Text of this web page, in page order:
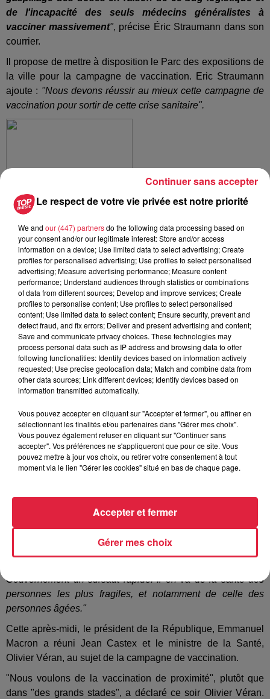
de l'incapacité des seuls médecins généralistes à
vacciner massivement", précise Éric Straumann dans son
courrier.
Il propose de mettre à disposition le Parc des expositions de
la ville pour la campagne de vaccination. Eric Straumann
ajoute : "Nous devons réussir au mieux cette campagne de
vaccination pour sortir de cette crise sanitaire".
Yves Hemedinger réagit suite à sa visite du centre de
vaccination de Fribourg
Le député de la 1ère circonscription du Haut-Rhin, Yves
Hemedinger, pointe du doigt la lenteur de la campagne de
vaccination de la France suite à sa visite dans le centre de
ce matin dans le centre de vaccination de Fribourg. Ce
que j'ai vu me conforte hélas dans l'idée que nous
sommes en France face à un scandale d'Etat. Après
l'échec sur le masque, voilà l'échec sur la vaccination.
Cela démontre une fois encore l'incurie de notre
bureaucratie. Notre organisation de santé reposant sur les
Gouvernement un sursaut rapide. Il en va de la santé des
personnes les plus fragiles, et notamment de celle des
personnes âgées."
Cette après-midi, le président de la République, Emmanuel
Macron a réuni Jean Castex et le ministre de la Santé,
Olivier Véran, au sujet de la campagne de vaccination.
"Nous voulons de la vaccination de proximité", plutôt que
dans "des grands stades", a déclaré ce soir Olivier Véran.
Le respect de votre vie privée est notre priorité
We and our (447) partnersdo the following data processing based on
your consent and/or our legitimate interest: Store and/or access
information on a device; Use limited data to select advertising; Create
profiles for personalised advertising; Use profiles to select personalised
advertising; Measure advertising performance; Measure content
performance; Understand audiences through statistics or combinations
of data from different sources; Develop and improve services; Create
profiles to personalise content; Use profiles to select personalised
content; Use limited data to select content; Ensure security, prevent and
detect fraud, and fix errors; Deliver and present advertising and content;
Save and communicate privacy choices. These technologies may
process personal data such as IP address and browsing data to offer
following functionalities: Identify devices based on information actively
requested; Use precise geolocation data; Match and combine data from
other data sources; Link different devices; Identify devices based on
information transmitted automatically.
Vous pouvez accepter en cliquant sur "Accepter et fermer", ou affiner en
sélectionnant les finalités et/ou partenaires dans "Gérer mes choix".
Vous pouvez également refuser en cliquant sur "Continuer sans
accepter". Vos préférences ne s'appliqueront que pour ce site. Vous
pouvez mettre à jour vos choix, ou retirer votre consentement à tout
moment via le lien "Gérer les cookies" situé en bas de chaque page.
Gérer mes choix
Accepter et fermer
Continuer sans accepter